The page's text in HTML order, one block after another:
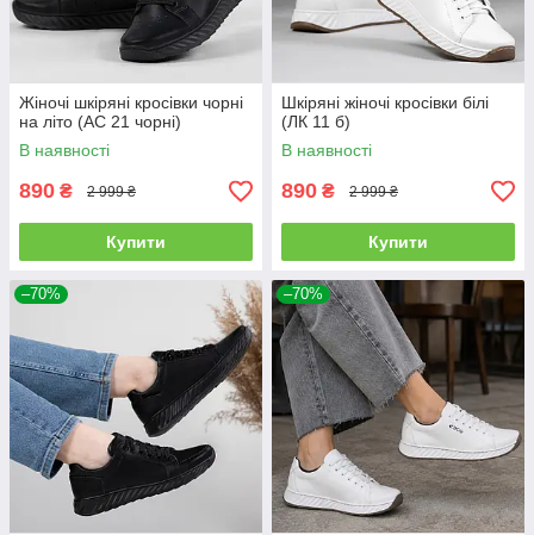
Жіночі шкіряні кросівки чорні
на літо (АС 21 чорні)
В наявності
890 ₴ 2 999 ₴
Купити
Шкіряні жіночі кросівки білі
(ЛК 11 б)
В наявності
890 ₴ 2 999 ₴
Купити
–70% –70%